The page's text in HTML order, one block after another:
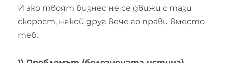
И ако твоят бизнес не се движи с тази
скорост, някой друг вече го прави вместо
теб.